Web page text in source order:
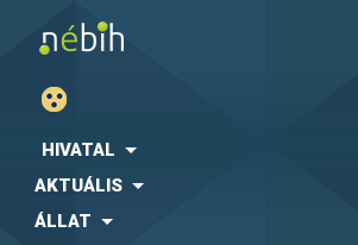
HIVATAL
AKTUÁLIS
ÁLLAT